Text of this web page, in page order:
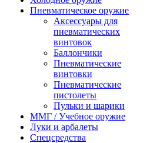
Пневматическое оружие
Аксессуары для
пневматических
винтовок
Баллончики
Пневматические
винтовки
Пневматические
пистолеты
Пульки и шарики
ММГ / Учебное оружие
Луки и арбалеты
Спецсредства